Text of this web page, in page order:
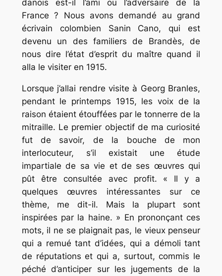
danois est-il l’ami ou l’adversaire de la
France ? Nous avons demandé au grand
écrivain colombien Sanin Cano, qui est
devenu un des familiers de Brandès, de
nous dire l’état d’esprit du maître quand il
alla le visiter en 1915.
Lorsque j’allai rendre visite à Georg Branles,
pendant le printemps 1915, les voix de la
raison étaient étouffées par le tonnerre de la
mitraille. Le premier objectif de ma curiosité
fut de savoir, de la bouche de mon
interlocuteur, s’il existait une étude
impartiale de sa vie et de ses œuvres qui
pût être consultée avec profit. « Il y a
quelques œuvres intéressantes sur ce
thème, me dit-il. Mais la plupart sont
inspirées par la haine. » En prononçant ces
mots, il ne se plaignait pas, le vieux penseur
qui a remué tant d’idées, qui a démoli tant
de réputations et qui a, surtout, commis le
péché d’anticiper sur les jugements de la